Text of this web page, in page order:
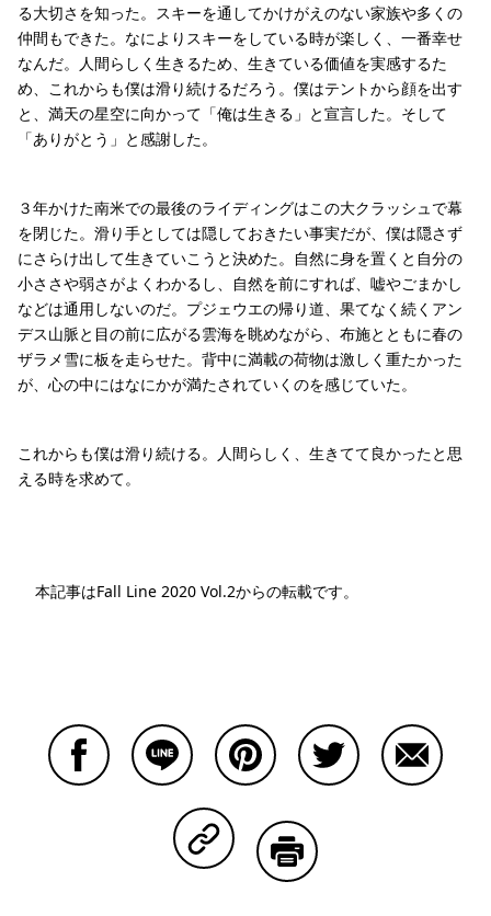
る大切さを知った。スキーを通してかけがえのない家族や多くの
仲間もできた。なによりスキーをしている時が楽しく、一番幸せ
なんだ。人間らしく生きるため、生きている価値を実感するた
め、これからも僕は滑り続けるだろう。僕はテントから顔を出す
と、満天の星空に向かって「俺は生きる」と宣言した。そして
「ありがとう」と感謝した。
３年かけた南米での最後のライディングはこの大クラッシュで幕
を閉じた。滑り手としては隠しておきたい事実だが、僕は隠さず
にさらけ出して生きていこうと決めた。自然に身を置くと自分の
小ささや弱さがよくわかるし、自然を前にすれば、嘘やごまかし
などは通用しないのだ。プジェウエの帰り道、果てなく続くアン
デス山脈と目の前に広がる雲海を眺めながら、布施とともに春の
ザラメ雪に板を走らせた。背中に満載の荷物は激しく重たかった
が、心の中にはなにかが満たされていくのを感じていた。
これからも僕は滑り続ける。人間らしく、生きてて良かったと思
える時を求めて。
本記事はFall Line 2020 Vol.2からの転載です。
Copy Linkで共有する